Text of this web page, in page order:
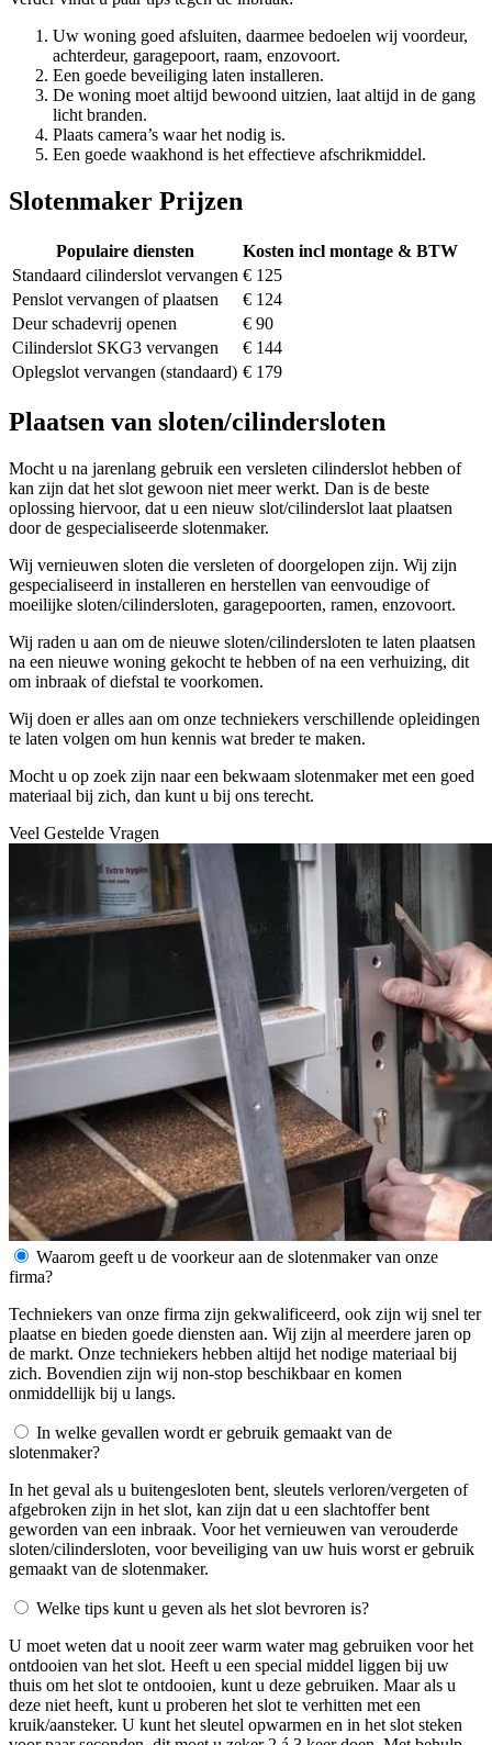
Uw woning goed afsluiten, daarmee bedoelen wij voordeur,
achterdeur, garagepoort, raam, enzovoort.
Een goede beveiliging laten installeren.
De woning moet altijd bewoond uitzien, laat altijd in de gang
licht branden.
Plaats camera’s waar het nodig is.
Een goede waakhond is het effectieve afschrikmiddel.
Slotenmaker Prijzen
Populaire diensten
Kosten incl montage & BTW
Standaard cilinderslot vervangen € 125
Penslot vervangen of plaatsen
€ 124
Deur schadevrij openen
€ 90
Cilinderslot SKG3 vervangen
€ 144
Oplegslot vervangen (standaard) € 179
Plaatsen van sloten/cilindersloten
Mocht u na jarenlang gebruik een versleten cilinderslot hebben of
kan zijn dat het slot gewoon niet meer werkt. Dan is de beste
oplossing hiervoor, dat u een nieuw slot/cilinderslot laat plaatsen
door de gespecialiseerde slotenmaker.
Wij vernieuwen sloten die versleten of doorgelopen zijn. Wij zijn
gespecialiseerd in installeren en herstellen van eenvoudige of
moeilijke sloten/cilindersloten, garagepoorten, ramen, enzovoort.
Wij raden u aan om de nieuwe sloten/cilindersloten te laten plaatsen
na een nieuwe woning gekocht te hebben of na een verhuizing, dit
om inbraak of diefstal te voorkomen.
Wij doen er alles aan om onze techniekers verschillende opleidingen
te laten volgen om hun kennis wat breder te maken.
Mocht u op zoek zijn naar een bekwaam slotenmaker met een goed
materiaal bij zich, dan kunt u bij ons terecht.
Veel Gestelde Vragen
Waarom geeft u de voorkeur aan de slotenmaker van onze
firma?
Techniekers van onze firma zijn gekwalificeerd, ook zijn wij snel ter
plaatse en bieden goede diensten aan. Wij zijn al meerdere jaren op
de markt. Onze techniekers hebben altijd het nodige materiaal bij
zich. Bovendien zijn wij non-stop beschikbaar en komen
onmiddellijk bij u langs.
In welke gevallen wordt er gebruik gemaakt van de
slotenmaker?
In het geval als u buitengesloten bent, sleutels verloren/vergeten of
afgebroken zijn in het slot, kan zijn dat u een slachtoffer bent
geworden van een inbraak. Voor het vernieuwen van verouderde
sloten/cilindersloten, voor beveiliging van uw huis worst er gebruik
gemaakt van de slotenmaker.
Welke tips kunt u geven als het slot bevroren is?
U moet weten dat u nooit zeer warm water mag gebruiken voor het
ontdooien van het slot. Heeft u een special middel liggen bij uw
thuis om het slot te ontdooien, kunt u deze gebruiken. Maar als u
deze niet heeft, kunt u proberen het slot te verhitten met een
kruik/aansteker. U kunt het sleutel opwarmen en in het slot steken